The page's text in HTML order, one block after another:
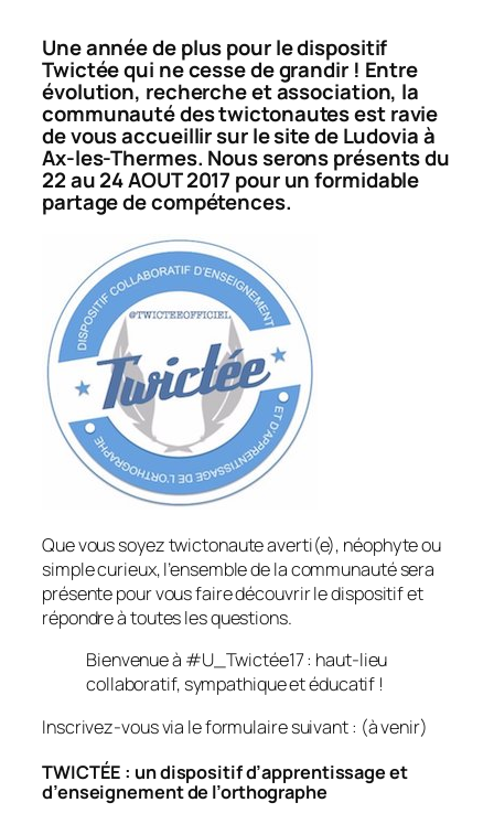
Une année de plus pour le dispositif
Twictée qui ne cesse de grandir ! Entre
évolution, recherche et association, la
communauté des twictonautes est ravie
de vous accueillir sur le site de Ludovia à
Ax-les-Thermes. Nous serons présents du
22 au 24 AOUT 2017 pour un formidable
partage de compétences.
Que vous soyez twictonaute averti(e), néophyte ou
simple curieux, l’ensemble de la communauté sera
présente pour vous faire découvrir le dispositif et
répondre à toutes les questions.
Bienvenue à #U_Twictée17 : haut-lieu
collaboratif, sympathique et éducatif !
Inscrivez-vous via le formulaire suivant : (à venir)
TWICTÉE : un dispositif d’apprentissage et
d’enseignement de l’orthographe